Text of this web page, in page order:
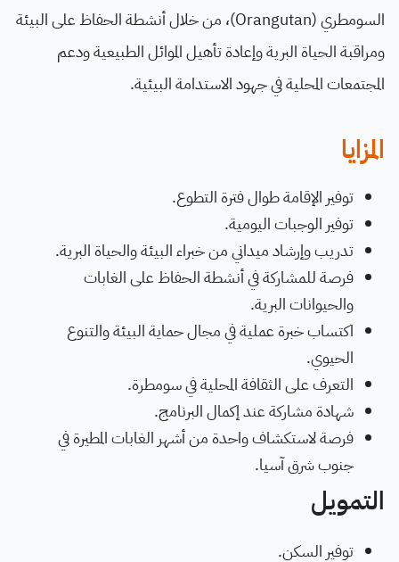
السومطري (Orangutan)، من خلال أنشطة الحفاظ على البيئة
ومراقبة الحياة البرية وإعادة تأهيل الموائل الطبيعية ودعم
المجتمعات المحلية في جهود الاستدامة البيئية.
المزايا
توفير الإقامة طوال فترة التطوع.
توفير الوجبات اليومية.
تدريب وإرشاد ميداني من خبراء البيئة والحياة البرية.
فرصة للمشاركة في أنشطة الحفاظ على الغابات
والحيوانات البرية.
اكتساب خبرة عملية في مجال حماية البيئة والتنوع
الحيوي.
التعرف على الثقافة المحلية في سومطرة.
شهادة مشاركة عند إكمال البرنامج.
فرصة لاستكشاف واحدة من أشهر الغابات المطيرة في
جنوب شرق آسيا.
التمويل
توفير السكن.